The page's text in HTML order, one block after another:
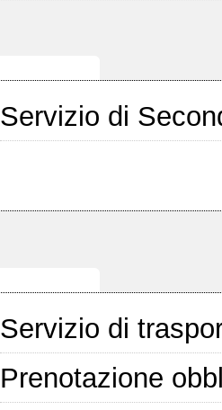
Servizio di
Servizio di
Prenotazione